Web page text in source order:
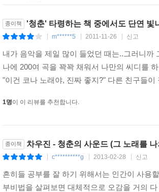
종이책 '청춘' 타령하는 책 중에서도 단연 빛
m******5 2011-11-26 신고
내가 음악을 제일 많이 들었던 때는..그러니
나에 200여 곡을 꽉꽉 채워서 나만의 씨디를
"이건 코나 노래야, 진짜 좋지?" 다른 친구들
1명이 이 리뷰를 추천합니다.
종이책 차우진 - 청춘의 사운드 (그 노래를
c**********g 2013-02-28 신고
흔히들 공부를 잘 하기 위해서는 인간이 사용
부비법을 살펴보면 대체적으로 오감을 거의